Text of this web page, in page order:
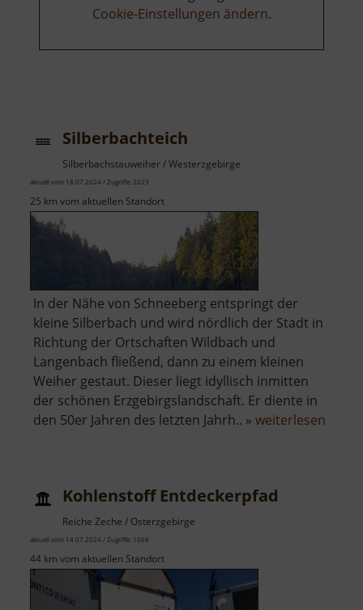
Cookie-Einstellungen ändern.
Silberbachteich
Silberbachstauweiher / Westerzgebirge
aktuell vom 18.07.2024 / Zugriffe: 2023
25 km vom aktuellen Standort
In der Nähe von Schneeberg entspringt der
kleine Silberbach und wird nördlich der Stadt in
Richtung der Ortschaften Wildbach und
Langenbach fließend, dann zu einem kleinen
Weiher gestaut. Dieser liegt idyllisch inmitten
der schönen Erzgebirgslandschaft. Er diente in
den 50er Jahren des letzten Jahrh.. » weiterlesen
Kohlenstoff Entdeckerpfad
Reiche Zeche / Osterzgebirge
aktuell vom 14.07.2024 / Zugriffe: 1668
44 km vom aktuellen Standort